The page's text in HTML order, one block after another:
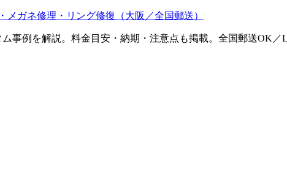
ガネ修理・リング修復（大阪／全国郵送）
事例を解説。料金目安・納期・注意点も掲載。全国郵送OK／